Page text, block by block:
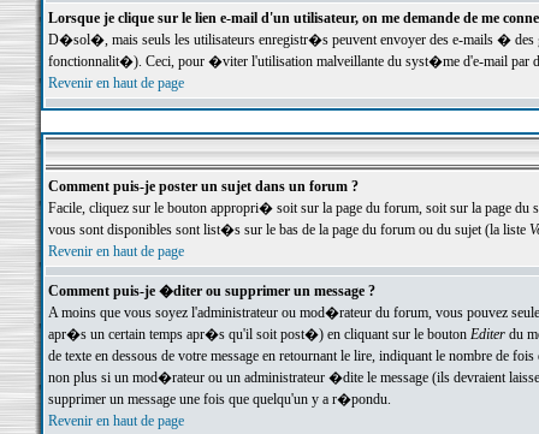
Lorsque je clique sur le lien e-mail d'un utilisateur, on me demande de me
D�sol�, mais seuls les utilisateurs enregistr�s peuvent envoyer des e-mails �
fonctionnalit�). Ceci, pour �viter l'utilisation malveillante du syst�me d'e-mail par
Revenir en haut de page
Comment puis-je poster un sujet dans un forum ?
Facile, cliquez sur le bouton appropri� soit sur la page du forum, soit sur la page du
vous sont disponibles sont list�s sur le bas de la page du forum ou du sujet (la liste
Revenir en haut de page
Comment puis-je �diter ou supprimer un message ?
A moins que vous soyez l'administrateur ou mod�rateur du forum, vous pouvez
apr�s un certain temps apr�s qu'il soit post�) en cliquant sur le bouton Editerdu
de texte en dessous de votre message en retournant le lire, indiquant le nombre
non plus si un mod�rateur ou un administrateur �dite le message (ils devraient
supprimer un message une fois que quelqu'un y a r�pondu.
Revenir en haut de page